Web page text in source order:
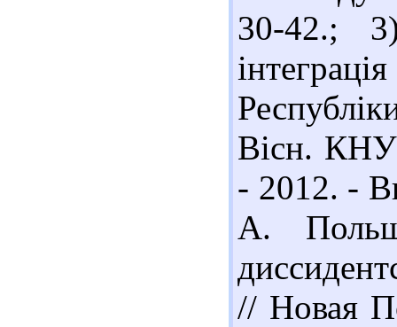
30-42.;
Вісн. КНУ
- 2012. -
А.
// Новая